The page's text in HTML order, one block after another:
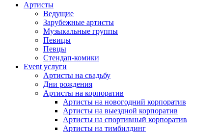
Артисты
Ведущие
Зарубежные артисты
Музыкальные группы
Певицы
Певцы
Стендап-комики
Event услуги
Артисты на свадьбу
Дни рождения
Артисты на корпоратив
Артисты на новогодний корпоратив
Артисты на выездной корпоратив
Артисты на спортивный корпоратив
Артисты на тимбилдинг